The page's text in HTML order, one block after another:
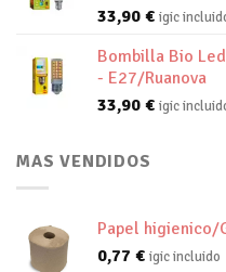
33,90 € igic
Bombilla Bio
- E27/Ruanova
33,90 € igic
MAS VENDIDOS
Papel higienico/
0,77 € igic incluido